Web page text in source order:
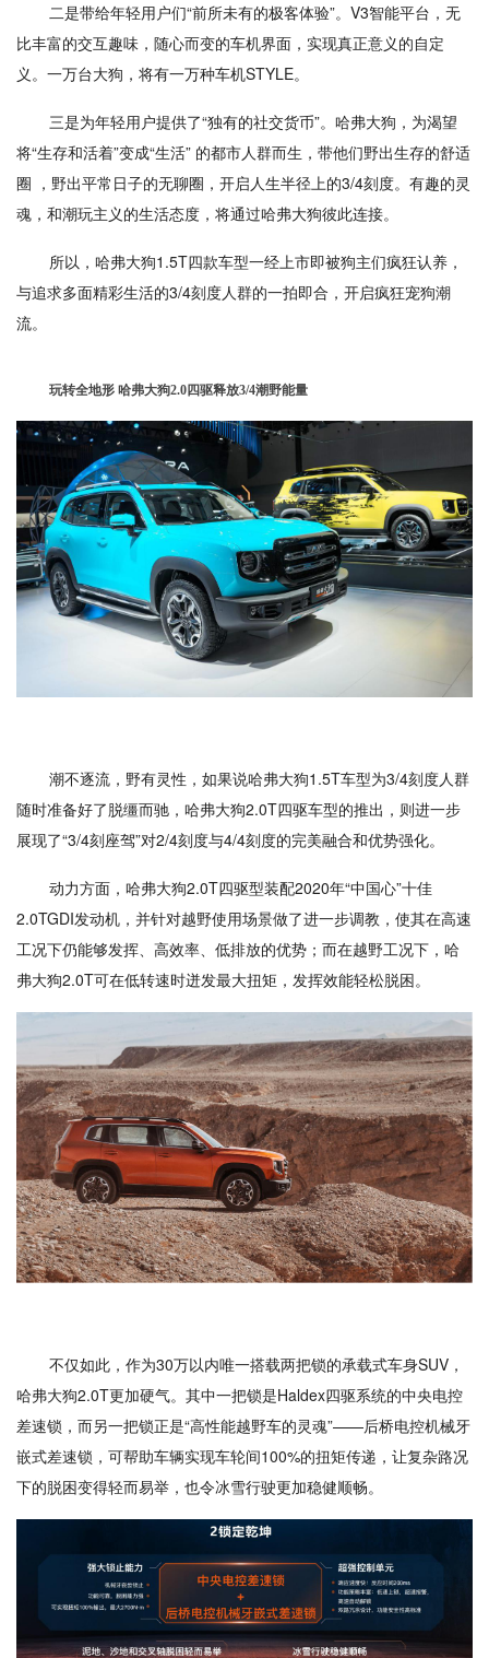
二是带给年轻用户们“前所未有的极客体验”。V3智能平台，无
比丰富的交互趣味，随心而变的车机界面，实现真正意义的自定
义。一万台大狗，将有一万种车机STYLE。
三是为年轻用户提供了“独有的社交货币”。哈弗大狗，为渴望
将“生存和活着”变成“生活” 的都市人群而生，带他们野出生存的舒适
圈 ，野出平常日子的无聊圈，开启人生半径上的3/4刻度。有趣的灵
魂，和潮玩主义的生活态度，将通过哈弗大狗彼此连接。
所以，哈弗大狗1.5T四款车型一经上市即被狗主们疯狂认养，
与追求多面精彩生活的3/4刻度人群的一拍即合，开启疯狂宠狗潮
流。
玩转全地形 哈弗大狗2.0四驱释放3/4潮野能量
潮不逐流，野有灵性，如果说哈弗大狗1.5T车型为3/4刻度人群
随时准备好了脱缰而驰，哈弗大狗2.0T四驱车型的推出，则进一步
展现了“3/4刻座驾”对2/4刻度与4/4刻度的完美融合和优势强化。
动力方面，哈弗大狗2.0T四驱型装配2020年“中国心”十佳
2.0TGDI发动机，并针对越野使用场景做了进一步调教，使其在高速
工况下仍能够发挥、高效率、低排放的优势；而在越野工况下，哈
弗大狗2.0T可在低转速时迸发最大扭矩，发挥效能轻松脱困。
不仅如此，作为30万以内唯一搭载两把锁的承载式车身SUV，
哈弗大狗2.0T更加硬气。其中一把锁是Haldex四驱系统的中央电控
差速锁，而另一把锁正是“高性能越野车的灵魂”——后桥电控机械牙
嵌式差速锁，可帮助车辆实现车轮间100%的扭矩传递，让复杂路况
下的脱困变得轻而易举，也令冰雪行驶更加稳健顺畅。